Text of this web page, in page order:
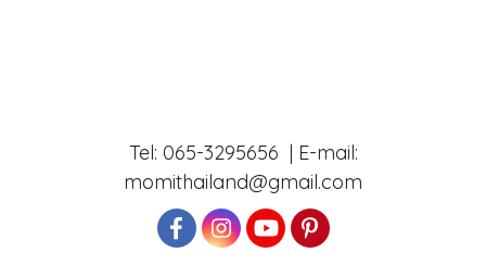
Tel: 065-3295656 | E-mail:
momithailand@gmail.com